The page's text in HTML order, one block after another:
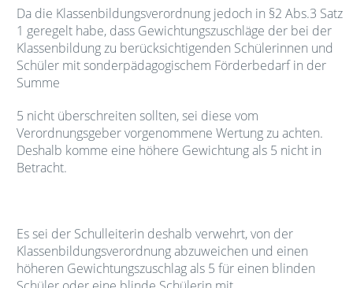
Da die Klassenbildungsverordnung jedoch in §2 Abs.3 Satz
1 geregelt habe, dass Gewichtungszuschläge der bei der
Klassenbildung zu berücksichtigenden Schülerinnen und
Schüler mit sonderpädagogischem Förderbedarf in der
Summe
5 nicht überschreiten sollten, sei diese vom
Verordnungsgeber vorgenommene Wertung zu achten.
Deshalb komme eine höhere Gewichtung als 5 nicht in
Betracht.
Es sei der Schulleiterin deshalb verwehrt, von der
Klassenbildungsverordnung abzuweichen und einen
höheren Gewichtungszuschlag als 5 für einen blinden